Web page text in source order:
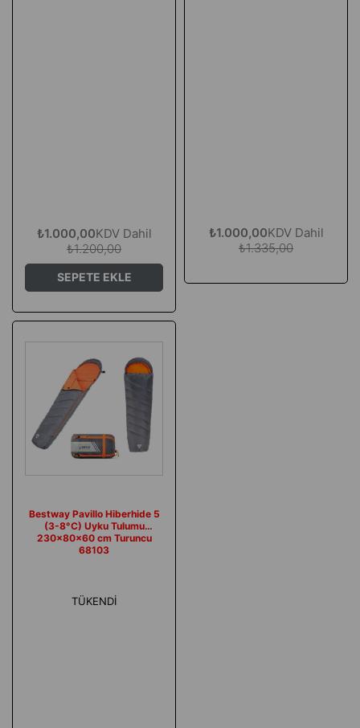
₺1.000,00KDV Dahil
₺1.200,00
SEPETE EKLE
₺1.000,00KDV Dahil
₺1.335,00
TÜKENDI
Bestway Pavillo Hiberhide 5
(3-8°C) Uyku Tulumu
230x80x60 cm Turuncu
68103